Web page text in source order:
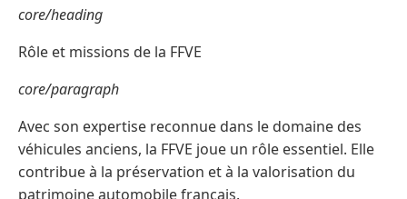
core/heading
Rôle et missions de la FFVE
core/paragraph
Avec son expertise reconnue dans le domaine des
véhicules anciens, la FFVE joue un rôle essentiel. Elle
contribue à la préservation et à la valorisation du
patrimoine automobile français.